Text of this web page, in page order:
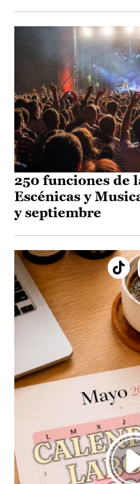
250 funciones de
Escénicas y
y septiembre